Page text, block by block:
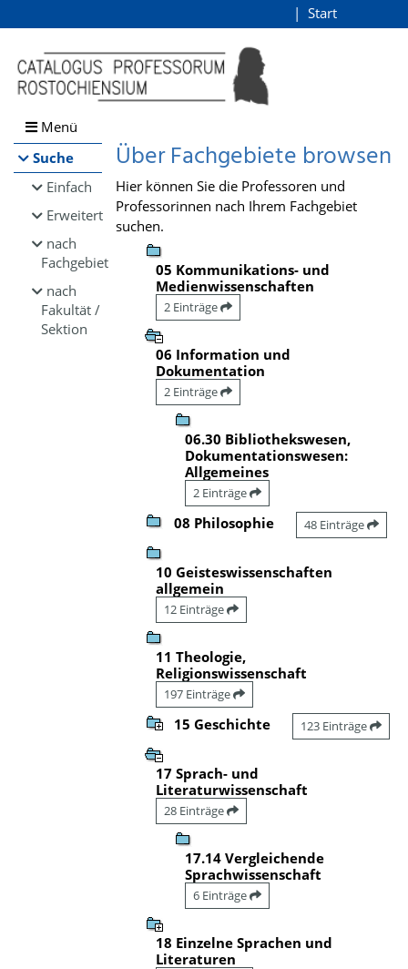
Browsen
direkt zum Inhalt
Start
Menü
Suche
Einfach
Erweitert
nach
Fachgebiet
nach
Fakultät /
Sektion
Über Fachgebiete browsen
Hier können Sie die Professoren und
Professorinnen nach Ihrem Fachgebiet
suchen.
05 Kommunikations- und
Medienwissenschaften
2 Einträge
06 Information und
Dokumentation
2 Einträge
06.30 Bibliothekswesen,
Dokumentationswesen:
Allgemeines
2 Einträge
08 Philosophie 48 Einträge
10 Geisteswissenschaften
allgemein
12 Einträge
11 Theologie,
Religionswissenschaft
197 Einträge
15 Geschichte 123 Einträge
17 Sprach- und
Literaturwissenschaft
28 Einträge
17.14 Vergleichende
Sprachwissenschaft
6 Einträge
18 Einzelne Sprachen und
Literaturen